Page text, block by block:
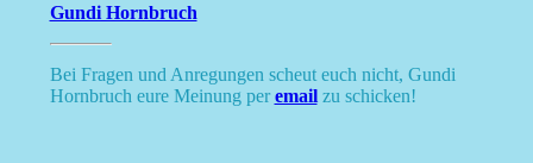
Gundi Hornbruch
Bei Fragen und Anregungen scheut euch nicht, Gundi
Hornbruch eure Meinung peremailzu schicken!